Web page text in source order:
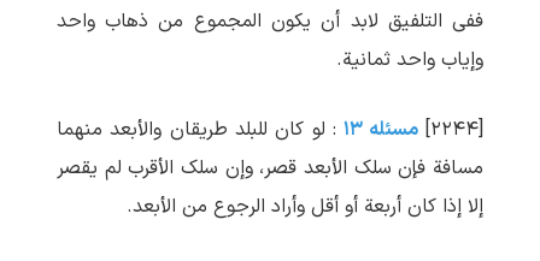
ففی التلفیق لابد أن یکون المجموع من ذهاب واحد
وإیاب واحد ثمانیة.
[۲۲۴۴] مسئله ۱۳
: لو کان للبلد طریقان والأبعد منهما
مسافة فإن سلک الأبعد قصر، وإن سلک الأقرب لم یقصر
إلا إذا کان أربعة أو أقل وأراد الرجوع من الأبعد.